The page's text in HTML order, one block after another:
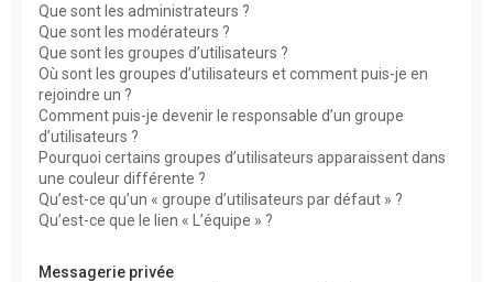
Que sont les administrateurs ?
Que sont les modérateurs ?
Que sont les groupes d’utilisateurs ?
Où sont les groupes d’utilisateurs et comment puis-je en
rejoindre un ?
Comment puis-je devenir le responsable d’un groupe
d’utilisateurs ?
Pourquoi certains groupes d’utilisateurs apparaissent dans
une couleur différente ?
Qu’est-ce qu’un « groupe d’utilisateurs par défaut » ?
Qu’est-ce que le lien « L’équipe » ?
Messagerie privée